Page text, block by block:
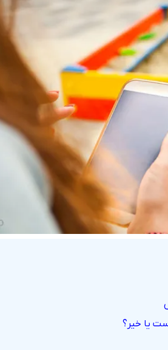
اینترنتی پلاگین های ارسال
یا خیر؟